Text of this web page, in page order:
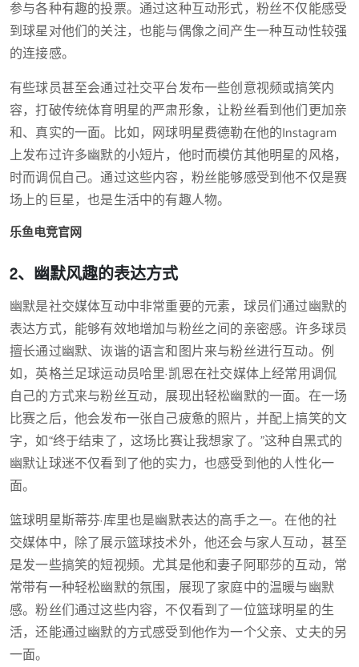
参与各种有趣的投票。通过这种互动形式，粉丝不仅能感受
到球星对他们的关注，也能与偶像之间产生一种互动性较强
的连接感。
有些球员甚至会通过社交平台发布一些创意视频或搞笑内
容，打破传统体育明星的严肃形象，让粉丝看到他们更加亲
和、真实的一面。比如，网球明星费德勒在他的Instagram
上发布过许多幽默的小短片，他时而模仿其他明星的风格，
时而调侃自己。通过这些内容，粉丝能够感受到他不仅是赛
场上的巨星，也是生活中的有趣人物。
乐鱼电竞官网
2、幽默风趣的表达方式
幽默是社交媒体互动中非常重要的元素，球员们通过幽默的
表达方式，能够有效地增加与粉丝之间的亲密感。许多球员
擅长通过幽默、诙谐的语言和图片来与粉丝进行互动。例
如，英格兰足球运动员哈里·凯恩在社交媒体上经常用调侃
自己的方式来与粉丝互动，展现出轻松幽默的一面。在一场
比赛之后，他会发布一张自己疲惫的照片，并配上搞笑的文
字，如“终于结束了，这场比赛让我想家了。”这种自黑式的
幽默让球迷不仅看到了他的实力，也感受到他的人性化一
面。
篮球明星斯蒂芬·库里也是幽默表达的高手之一。在他的社
交媒体中，除了展示篮球技术外，他还会与家人互动，甚至
是发一些搞笑的短视频。尤其是他和妻子阿耶莎的互动，常
常带有一种轻松幽默的氛围，展现了家庭中的温暖与幽默
感。粉丝们通过这些内容，不仅看到了一位篮球明星的生
活，还能通过幽默的方式感受到他作为一个父亲、丈夫的另
一面。